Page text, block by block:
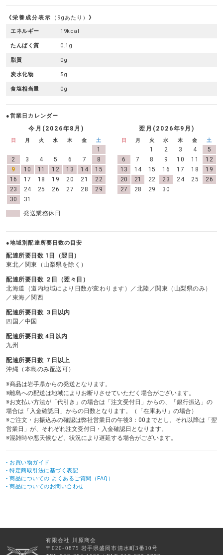
栄養成分表示 （9gあたり）
エネルギー 19kcal
たんぱく質 0.1g
脂質 0g
炭水化物 5g
食塩相当量 0g
●営業日カレンダー
今月(2026年8月)
日 月 火 水 木 金 土
1
2
3 4 5 6 7
8
9
10 11 12 13 14
15
16
17 18 19 20 21
22
23
24 25 26 27 28
29
30
31
翌月(2026年9月)
日 月 火 水 木 金 土
1 2 3 4
5
6
7 8 9 10 11
12
13
14 15 16 17 18
19
20
21 22 23 24 25
26
27
28 29 30
発送業務休日
●地域別配達所要日数の目安
配達所要日数 1日（翌日）
東北／関東（山梨県を除く）
配達所要日数 ２日（翌々日）
北海道（道内地域により日数が変わります）／北陸／関東（山梨県のみ）
／東海／関西
配達所要日数 ３日以内
四国／中国
配達所要日数 4日以内
九州
配達所要日数 ７日以上
沖縄（本島のみ配送可）
※商品は岩手県からの発送となります。
※離島への配送は地域によりお断りさせていただく場合がございます。
※お支払い方法が「代引き」の場合は「注文受付日」からの、「銀行振込」の
場合は「入金確認日」からの日数となります。（「在庫あり」の場合）
※ご注文・お振込みの確認は弊社営業日の午後3：00までとし、それ以降は「翌
営業日」が、それぞれ注文受付日・入金確認日となります。
※混雑時や悪天候など、状況により遅延する場合がございます。
- お買い物ガイド
- 特定商取引法に基づく表記
- 商品についての よくあるご質問（FAQ）
- 商品についてのお問い合わせ
有限会社 川原商会
〒020-0875 岩手県盛岡市清水町3番10号